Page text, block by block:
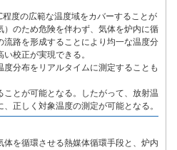
度の広範な温度域をカバーすることが
のため危険を伴わず、気体を炉内に循
路を形成することにより均一な温度分
校正が実現できる。
分布をリアルタイムに測定することも
とが可能となる。したがって、放射温
正しく対象温度の測定が可能となる。
を循環させる熱媒体循環手段と、炉内